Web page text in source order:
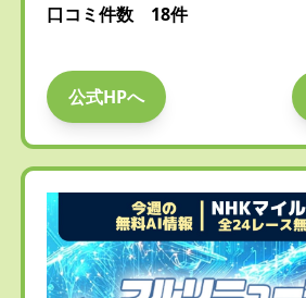
口コミ件数 18件
公式HPへ